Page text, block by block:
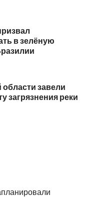
в зелёную
завели
загрязнения реки